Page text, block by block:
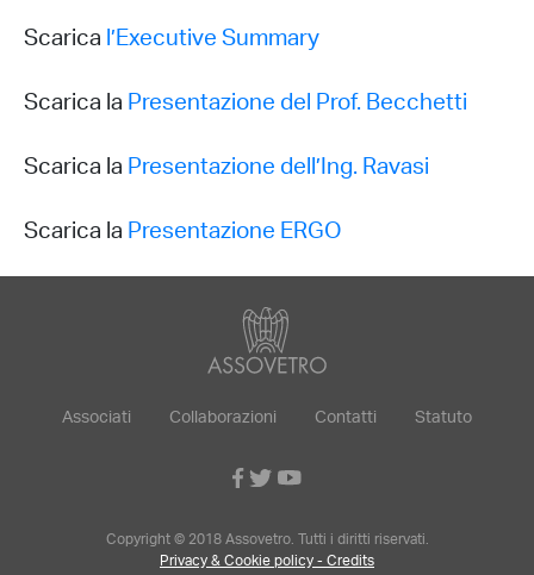
Scarica l’Executive Summary
Scarica la Presentazione del Prof. Becchetti
Scarica la Presentazione dell’Ing. Ravasi
Scarica la Presentazione ERGO
Associati Collaborazioni Contatti Statuto
Copyright © 2018 Assovetro. Tutti i diritti riservati.
Privacy & Cookie policy - Credits